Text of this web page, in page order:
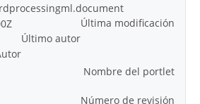
Última modificación
Último autor
Nombre del portlet
Número de revisión